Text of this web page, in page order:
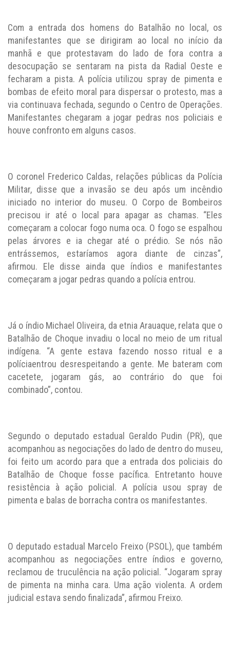
Com a entrada dos homens do Batalhão no local, os
manifestantes que se dirigiram ao local no início da
manhã e que protestavam do lado de fora contra a
desocupação se sentaram na pista da Radial Oeste e
fecharam a pista. A polícia utilizou spray de pimenta e
bombas de efeito moral para dispersar o protesto, mas a
via continuava fechada, segundo o Centro de Operações.
Manifestantes chegaram a jogar pedras nos policiais e
houve confronto em alguns casos.
O coronel Frederico Caldas, relações públicas da Polícia
Militar, disse que a invasão se deu após um incêndio
iniciado no interior do museu. O Corpo de Bombeiros
precisou ir até o local para apagar as chamas. “Eles
começaram a colocar fogo numa oca. O fogo se espalhou
pelas árvores e ia chegar até o prédio. Se nós não
entrássemos, estaríamos agora diante de cinzas”,
afirmou. Ele disse ainda que índios e manifestantes
começaram a jogar pedras quando a polícia entrou.
Já o índio Michael Oliveira, da etnia Arauaque, relata que o
Batalhão de Choque invadiu o local no meio de um ritual
indígena. “A gente estava fazendo nosso ritual e a
políciaentrou desrespeitando a gente. Me bateram com
cacetete, jogaram gás, ao contrário do que foi
combinado”, contou.
Segundo o deputado estadual Geraldo Pudin (PR), que
acompanhou as negociações do lado de dentro do museu,
foi feito um acordo para que a entrada dos policiais do
Batalhão de Choque fosse pacífica. Entretanto houve
resistência à ação policial. A polícia usou spray de
pimenta e balas de borracha contra os manifestantes.
O deputado estadual Marcelo Freixo (PSOL), que também
acompanhou as negociações entre índios e governo,
reclamou de truculência na ação policial. “Jogaram spray
de pimenta na minha cara. Uma ação violenta. A ordem
judicial estava sendo finalizada”, afirmou Freixo.